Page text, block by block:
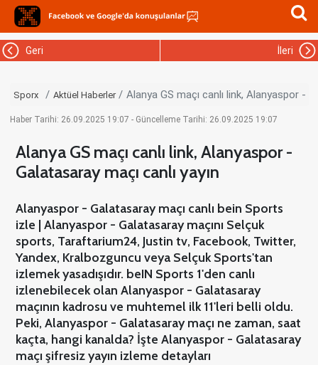
Geri İleri
Sporx Aktüel Haberler Alanya GS maçı canlı link, Alanyaspor -
Haber Tarihi: 26.09.2025 19:07 - Güncelleme Tarihi: 26.09.2025 19:07
Alanya GS maçı canlı link, Alanyaspor -
Galatasaray maçı canlı yayın
Alanyaspor - Galatasaray maçı canlı bein Sports
izle | Alanyaspor - Galatasaray maçını Selçuk
sports, Taraftarium24, Justin tv, Facebook, Twitter,
Yandex, Kralbozguncu veya Selçuk Sports'tan
izlemek yasadışıdır. beIN Sports 1'den canlı
izlenebilecek olan Alanyaspor - Galatasaray
maçının kadrosu ve muhtemel ilk 11'leri belli oldu.
Peki, Alanyaspor - Galatasaray maçı ne zaman, saat
kaçta, hangi kanalda? İşte Alanyaspor - Galatasaray
maçı şifresiz yayın izleme detayları